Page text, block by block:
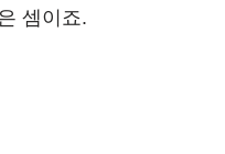
셈이죠.